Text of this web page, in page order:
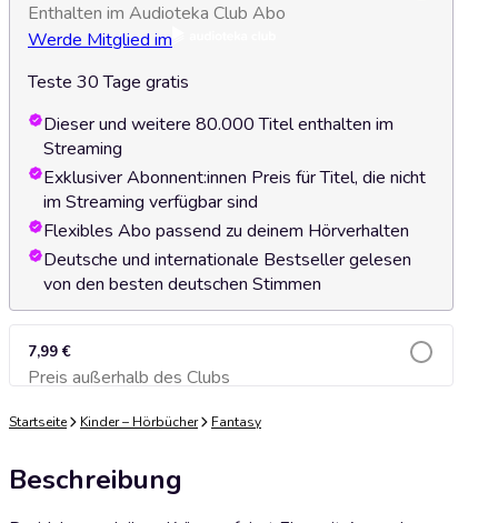
Enthalten im Audioteka Club Abo
Werde Mitglied im
Teste 30 Tage gratis
Dieser und weitere 80.000 Titel enthalten im
Streaming
Exklusiver Abonnent:innen Preis für Titel, die nicht
im Streaming verfügbar sind
Flexibles Abo passend zu deinem Hörverhalten
Deutsche und internationale Bestseller gelesen
von den besten deutschen Stimmen
7,99 €
Preis außerhalb des ClubsZum Warenkorb hinzufügen
Startseite Kinder – Hörbücher Fantasy
Beschreibung